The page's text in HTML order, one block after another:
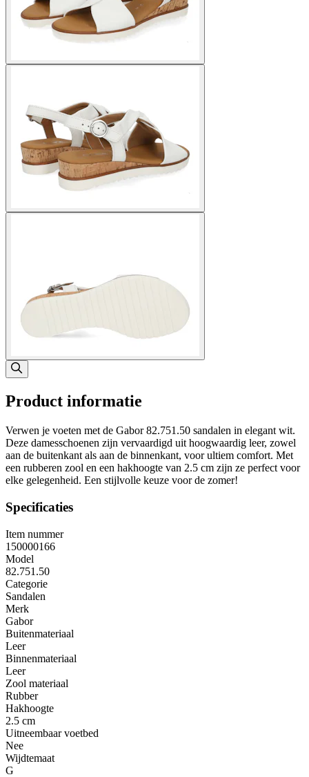
Product informatie
Verwen je voeten met de Gabor 82.751.50 sandalen in elegant wit.
Deze damesschoenen zijn vervaardigd uit hoogwaardig leer, zowel
aan de buitenkant als aan de binnenkant, voor ultiem comfort. Met
een rubberen zool en een hakhoogte van 2.5 cm zijn ze perfect voor
elke gelegenheid. Een stijlvolle keuze voor de zomer!
Specificaties
Item nummer
150000166
Model
82.751.50
Categorie
Sandalen
Merk
Gabor
Buitenmateriaal
Leer
Binnenmateriaal
Leer
Zool materiaal
Rubber
Hakhoogte
2.5 cm
Uitneembaar voetbed
Nee
Wijdtemaat
G